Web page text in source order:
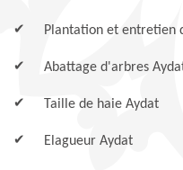
Plantation et entretien
Abattage d'arbres
Taille de haie Aydat
Elagueur Aydat